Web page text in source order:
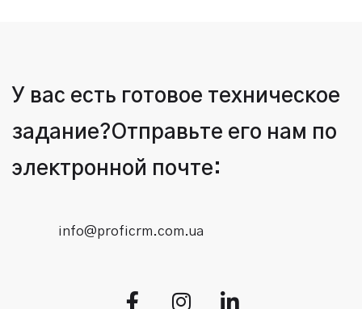
У вас есть готовое техническое
задание?Отправьте его нам по
электронной почте:
info@proficrm.com.ua